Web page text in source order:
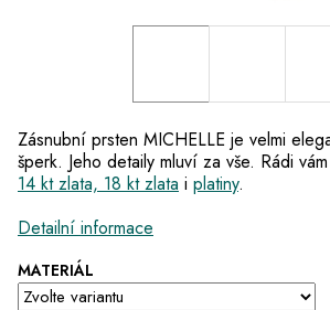
MATERIÁL
Zásnubní prsten MICHELLE je velmi
šperk. Jeho detaily mluví za vše. Rádi
14 kt zlata, 18 kt zlata i platiny.
Detailní informace